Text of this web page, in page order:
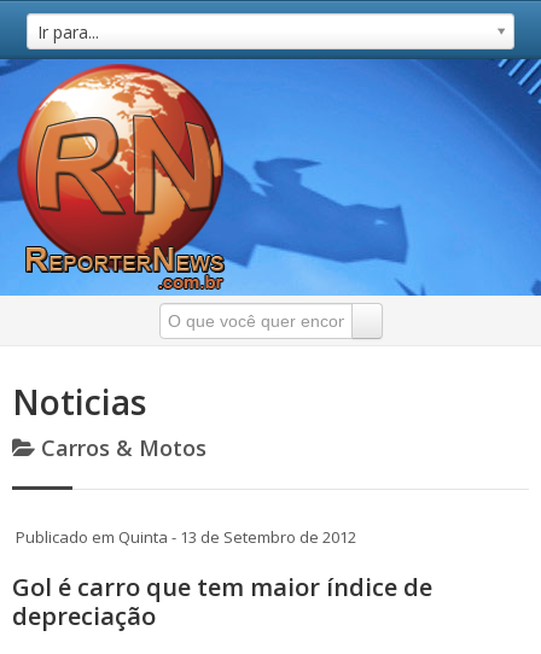
Ir para...
Noticias
Carros & Motos
Publicado em Quinta - 13 de Setembro de 2012
Gol é carro que tem maior índice de
depreciação